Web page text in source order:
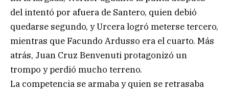
del intentó por afuera de Santero, quien debió
quedarse segundo, y Urcera logró meterse tercero,
mientras que Facundo Ardusso era el cuarto. Más
atrás, Juan Cruz Benvenuti protagonizó un
trompo y perdió mucho terreno.
La competencia se armaba y quien se retrasaba